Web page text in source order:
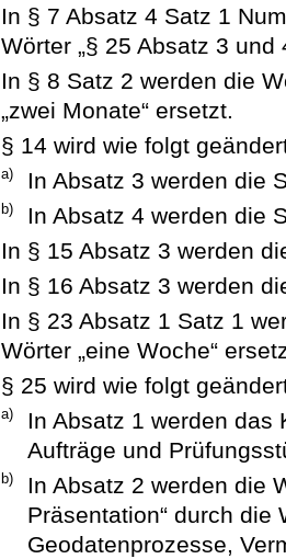
In § 7 Absatz 4 Satz 1
Wörter „§ 25 Absatz 3 und
In § 8 Satz 2 werden die
„zwei Monate“ ersetzt.
§ 14 wird wie folgt
a) In Absatz 3 werden die
b) In Absatz 4 werden die
In § 15 Absatz 3 werden
In § 16 Absatz 3 werden
In § 23 Absatz 1 Satz 1
Wörter „eine Woche“
§ 25 wird wie folgt
a)
In Absatz 1 werden das
Aufträge und
b)
In Absatz 2 werden die
Präsentation“ durch die
Geodatenprozesse,